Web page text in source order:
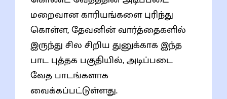
மறைவான காரியங்களை புரிந்து
கொள்ள, தேவனின் வார்த்தைகளில்
இருந்து சில சிறிய துனுக்காக இந்த
பாட புத்தக பகுதியில், அடிப்படை
வேத பாடங்களாக
வைக்கப்பட்டுள்ளது.